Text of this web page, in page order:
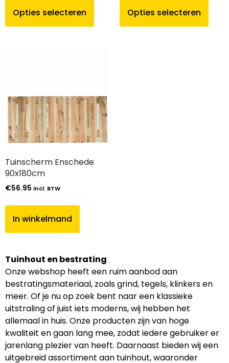
Opties selecteren Opties selecteren
Tuinscherm Enschede
90x180cm
€56.95 incl. BTW
In winkelmand
Tuinhout en bestrating
Onze webshop heeft een ruim aanbod aan
bestratingsmateriaal, zoals grind, tegels, klinkers en
meer. Of je nu op zoek bent naar een klassieke
uitstraling of juist iets moderns, wij hebben het
allemaal in huis. Onze producten zijn van hoge
kwaliteit en gaan lang mee, zodat iedere gebruiker er
jarenlang plezier van heeft. Daarnaast bieden wij een
uitgebreid assortiment aan tuinhout, waaronder